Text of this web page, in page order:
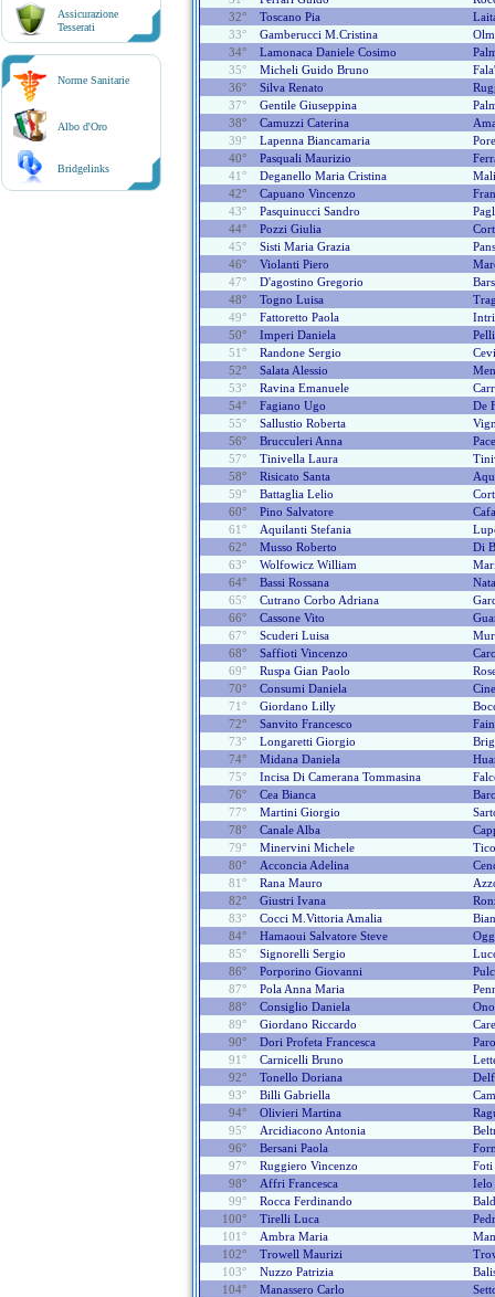
Assicurazione
Tesserati
Norme Sanitarie
Albo d'Oro
Bridgelinks
32°
Toscano Pia
33°
Gamberucci M.cristina
34°
Lamonaca Daniele Cosimo
35°
Micheli Guido Bruno
36°
Silva Renato
37°
Gentile Giuseppina
38°
Camuzzi Caterina
39°
Lapenna Biancamaria
40°
Pasquali Maurizio
41°
Deganello Maria Cristina
42°
Capuano Vincenzo
43°
Pasquinucci Sandro
44°
Pozzi Giulia
45°
Sisti Maria Grazia
46°
Violanti Piero
47°
D'agostino Gregorio
48°
Togno Luisa
49°
Fattoretto Paola
50°
Imperi Daniela
51°
Randone Sergio
52°
Salata Alessio
53°
Ravina Emanuele
54°
Fagiano Ugo
De
55°
Sallustio Roberta
56°
Brucculeri Anna
57°
Tinivella Laura
58°
Risicato Santa
59°
Battaglia Lelio
60°
Pino Salvatore
61°
Aquilanti Stefania
62°
Musso Roberto
Di
63°
Wolfowicz William
64°
Bassi Rossana
65°
Cutrano Corbo Adriana
66°
Cassone Vito
67°
Scuderi Luisa
68°
Saffioti Vincenzo
69°
Ruspa Gian Paolo
70°
Consumi Daniela
71°
Giordano Lilly
72°
Sanvito Francesco
73°
Longaretti Giorgio
74°
Midana Daniela
75°
Incisa Di Camerana Tommasina
76°
Cea Bianca
77°
Martini Giorgio
78°
Canale Alba
79°
Minervini Michele
80°
Acconcia Adelina
81°
Rana Mauro
82°
Giustri Ivana
83°
Cocci M.vittoria Amalia
84°
Hamaoui Salvatore Steve
85°
Signorelli Sergio
86°
Porporino Giovanni
87°
Pola Anna Maria
88°
Consiglio Daniela
89°
Giordano Riccardo
90°
Dori Profeta Francesca
91°
Carnicelli Bruno
92°
Tonello Doriana
93°
Billi Gabriella
94°
Olivieri Martina
95°
Arcidiacono Antonia
96°
Bersani Paola
97°
Ruggiero Vincenzo
Foti
98°
Affri Francesca
Ielo
99°
Rocca Ferdinando
100°
Tirelli Luca
101°
Ambra Maria
102°
Trowell Maurizi
103°
Nuzzo Patrizia
104°
Manassero Carlo